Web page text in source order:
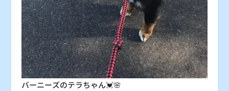
バーニーズのテラちゃん💓🌸